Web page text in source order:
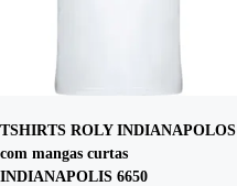
TSHIRTS ROLY INDIANAPOLOS
com mangas curtas
INDIANAPOLIS 6650